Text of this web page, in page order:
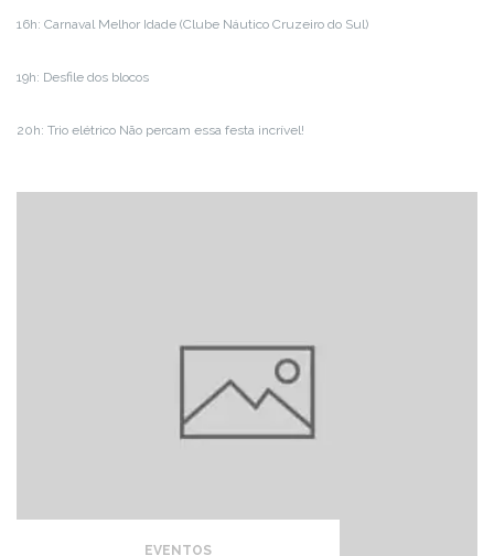
16h: Carnaval Melhor Idade (Clube Náutico Cruzeiro do Sul)
19h: Desfile dos blocos
20h: Trio elétrico Não percam essa festa incrível!
EVENTOS